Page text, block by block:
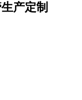
产定制